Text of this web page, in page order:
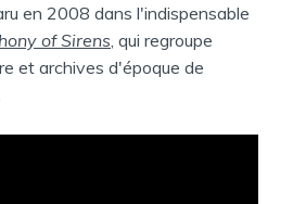
en 2008 dans l'indispensable
of Sirens , qui regroupe
et archives d'époque de